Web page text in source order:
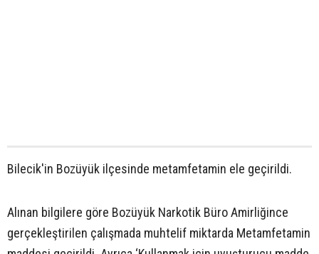
Bilecik'in Bozüyük ilçesinde metamfetamin ele geçirildi.
Alınan bilgilere göre Bozüyük Narkotik Büro Amirliğince
gerçekleştirilen çalışmada muhtelif miktarda Metamfetamin